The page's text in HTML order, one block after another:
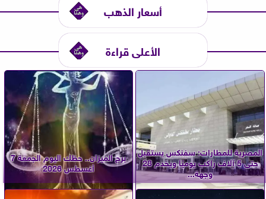
أسعار الذهب
الأعلى قراءة
المصرية للمطارات: سفنكس يستقبل
حتى 5 آلاف راكب يوميًا ويخدم 28
وجهة...
برج الميزان.. حظك اليوم الجمعة 7
أغسطس 2026